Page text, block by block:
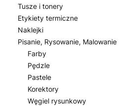
Tusze i tonery
Etykiety termiczne
Naklejki
Pisanie, Rysowanie, Malowanie
Farby
Pędzle
Pastele
Korektory
Węgiel rysunkowy